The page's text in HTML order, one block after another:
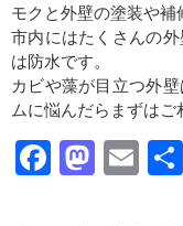
モクと外壁の塗装や補
市内にはたくさんの
は防水です。
カビや藻が目立つ外
ムに悩んだらまずはご